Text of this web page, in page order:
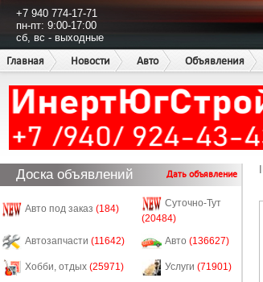
+7 940 774-17-71
пн-пт: 9:00-17:00
сб, вс - выходные
Главная
Новости Авто Объявления
Доска объявлений Дать объявление
Авто под заказ (184)
Суточно-Тут
(20484)
Автозапчасти (11642) Авто (136627)
Хобби, отдых (25971) Услуги (71901)